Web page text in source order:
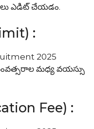
ఎడిట్ చేయడం.
:
2025
సంవత్సరాల మధ్య వయస్సు
Fee) :